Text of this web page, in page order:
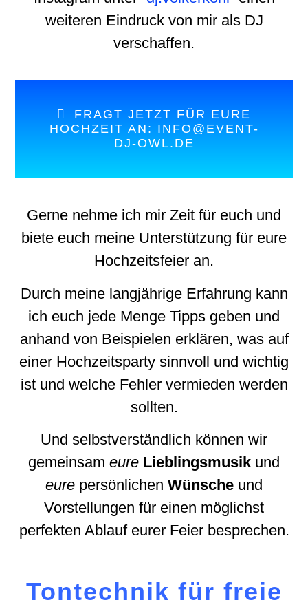
weiteren Eindruck von mir als DJ
verschaffen.
FRAGT JETZT FÜR EURE
HOCHZEIT AN: INFO@EVENT-
DJ-OWL.DE
Gerne nehme ich mir Zeit für euch und
biete euch meine Unterstützung für eure
Hochzeitsfeier an.
Durch meine langjährige Erfahrung kann
ich euch jede Menge Tipps geben und
anhand von Beispielen erklären, was auf
einer Hochzeitsparty sinnvoll und wichtig
ist und welche Fehler vermieden werden
sollten.
Und selbstverständlich können wir
gemeinsam eure Lieblingsmusik und
eure persönlichen Wünsche und
Vorstellungen für einen möglichst
perfekten Ablauf eurer Feier besprechen.
Tontechnik für freie